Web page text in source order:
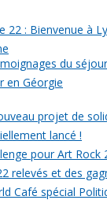
22 : Bienvenue à
du
en Géorgie
projet de
lancé !
pour Art Rock
relevés et des
Café spécial